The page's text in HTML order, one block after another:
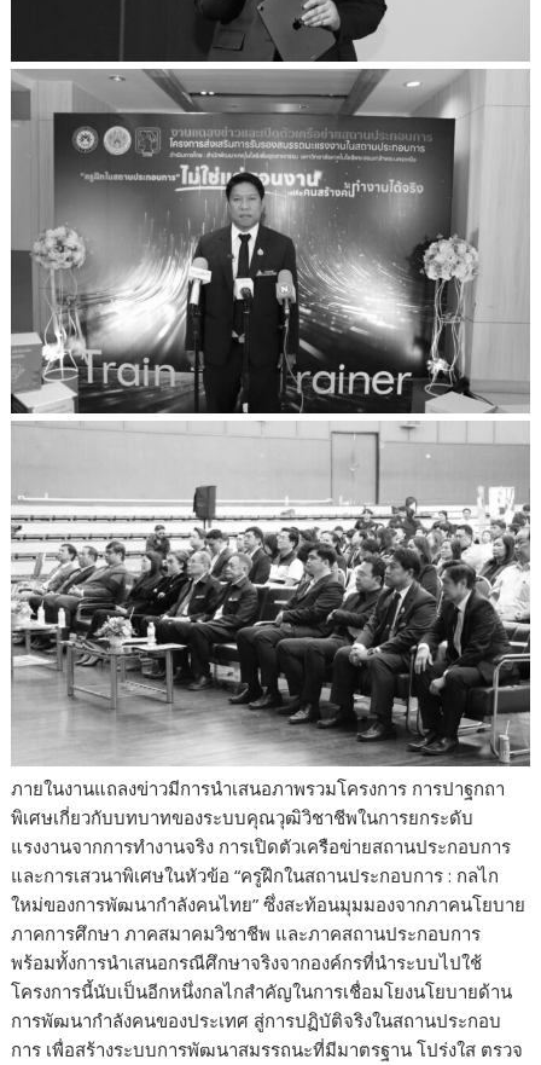
ภายในงานแถลงข่าวมีการนำเสนอภาพรวมโครงการ การปาฐกถา
พิเศษเกี่ยวกับบทบาทของระบบคุณวุฒิวิชาชีพในการยกระดับ
แรงงานจากการทำงานจริง การเปิดตัวเครือข่ายสถานประกอบการ
และการเสวนาพิเศษในหัวข้อ “ครูฝึกในสถานประกอบการ : กลไก
ใหม่ของการพัฒนากำลังคนไทย” ซึ่งสะท้อนมุมมองจากภาคนโยบาย
ภาคการศึกษา ภาคสมาคมวิชาชีพ และภาคสถานประกอบการ
พร้อมทั้งการนำเสนอกรณีศึกษาจริงจากองค์กรที่นำระบบไปใช้
โครงการนี้นับเป็นอีกหนึ่งกลไกสำคัญในการเชื่อมโยงนโยบายด้าน
การพัฒนากำลังคนของประเทศ สู่การปฏิบัติจริงในสถานประกอบ
การ เพื่อสร้างระบบการพัฒนาสมรรถนะที่มีมาตรฐาน โปร่งใส ตรวจ